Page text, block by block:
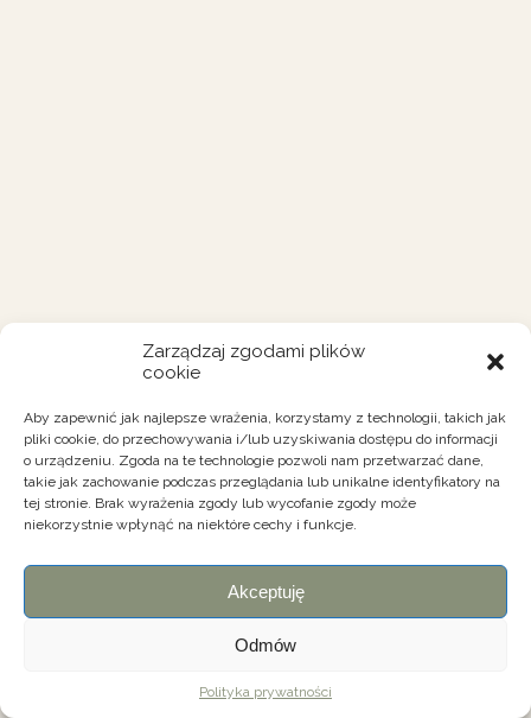
Zarządzaj zgodami plików
cookie
Aby zapewnić jak najlepsze wrażenia, korzystamy z technologii, takich jak
pliki cookie, do przechowywania i/lub uzyskiwania dostępu do informacji
o urządzeniu. Zgoda na te technologie pozwoli nam przetwarzać dane,
takie jak zachowanie podczas przeglądania lub unikalne identyfikatory na
tej stronie. Brak wyrażenia zgody lub wycofanie zgody może
niekorzystnie wpłynąć na niektóre cechy i funkcje.
Akceptuję
Odmów
Polityka prywatności